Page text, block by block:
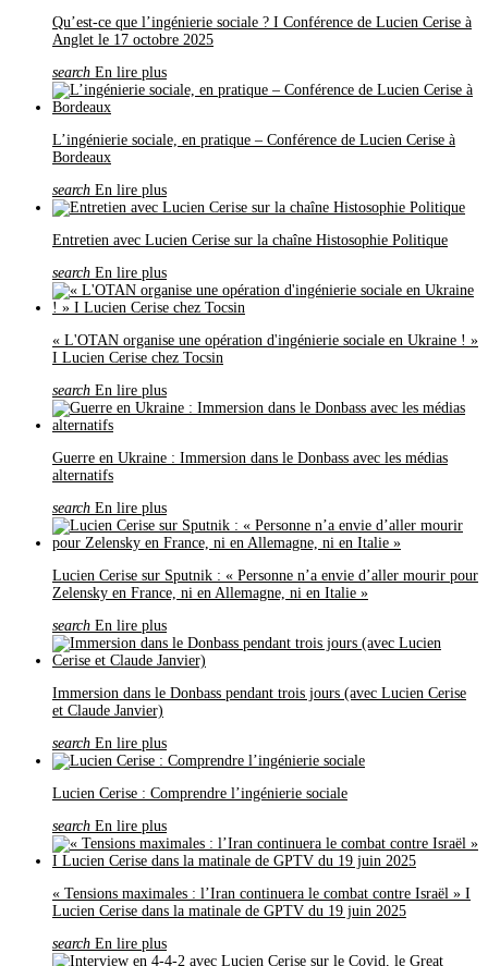
Qu’est-ce que l’ingénierie sociale ? I Conférence de Lucien Cerise à
Anglet le 17 octobre 2025
search En lire plus
L’ingénierie sociale, en pratique – Conférence de Lucien Cerise à
Bordeaux
search En lire plus
Entretien avec Lucien Cerise sur la chaîne Histosophie Politique
search En lire plus
« L'OTAN organise une opération d'ingénierie sociale en Ukraine ! »
I Lucien Cerise chez Tocsin
search En lire plus
Guerre en Ukraine : Immersion dans le Donbass avec les médias
alternatifs
search En lire plus
Lucien Cerise sur Sputnik : « Personne n’a envie d’aller mourir pour
Zelensky en France, ni en Allemagne, ni en Italie »
search En lire plus
Immersion dans le Donbass pendant trois jours (avec Lucien Cerise
et Claude Janvier)
search En lire plus
Lucien Cerise : Comprendre l’ingénierie sociale
search En lire plus
« Tensions maximales : l’Iran continuera le combat contre Israël » I
Lucien Cerise dans la matinale de GPTV du 19 juin 2025
search En lire plus